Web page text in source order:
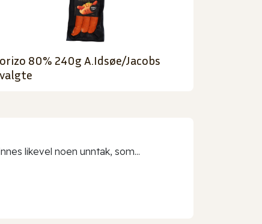
80% 240g A.Idsøe/Jacobs
likevel noen unntak, som...